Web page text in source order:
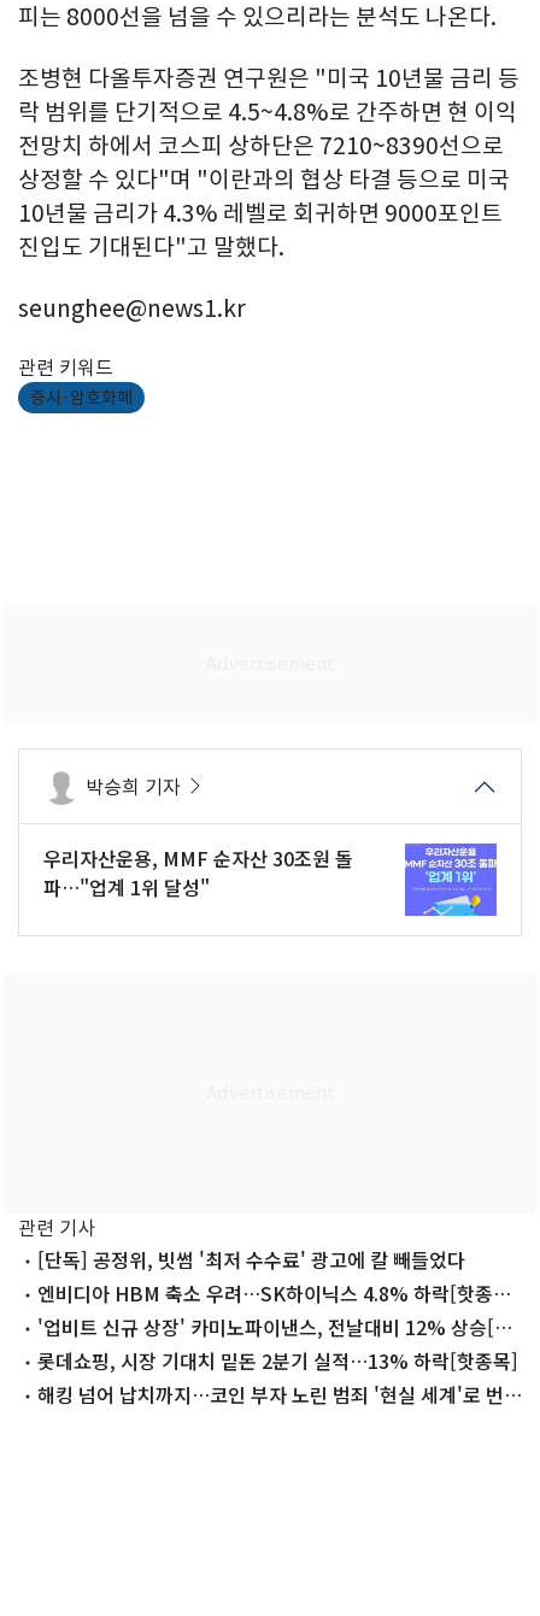
피는 8000선을 넘을 수 있으리라는 분석도 나온다.
조병현 다올투자증권 연구원은 "미국 10년물 금리 등
락 범위를 단기적으로 4.5~4.8%로 간주하면 현 이익
전망치 하에서 코스피 상하단은 7210~8390선으로
상정할 수 있다"며 "이란과의 협상 타결 등으로 미국
10년물 금리가 4.3% 레벨로 회귀하면 9000포인트
진입도 기대된다"고 말했다.
seunghee@news1.kr
관련 키워드
증시·암호화폐
박승희 기자
우리자산운용, MMF 순자산 30조원 돌
파…"업계 1위 달성"
관련 기사
[단독] 공정위, 빗썸 '최저 수수료' 광고에 칼 빼들었다
엔비디아 HBM 축소 우려…SK하이닉스 4.8% 하락[핫종목]
(종합)
'업비트 신규 상장' 카미노파이낸스, 전날대비 12% 상승[특
징코인]
롯데쇼핑, 시장 기대치 밑돈 2분기 실적…13% 하락[핫종목]
해킹 넘어 납치까지…코인 부자 노린 범죄 '현실 세계'로 번졌